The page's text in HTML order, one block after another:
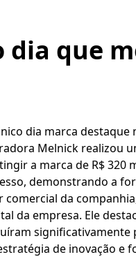
dia que
dia marca
Melnick realizou
a marca de R$ 320
demonstrando a
da
da empresa. Ele
significativamente
de inovação